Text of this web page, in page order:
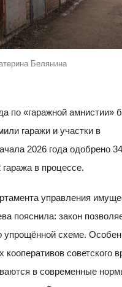
Белянина
по «гаражной амнистии»
гаражи и участки в
2026 года одобрено
в процессе.
управления
пояснила: закон
упрощённой схеме.
кооперативов советского
в современные